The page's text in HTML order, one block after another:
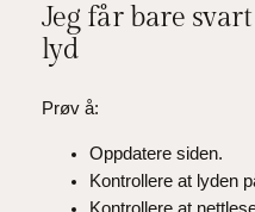
Jeg får bare
lyd
Prøv å:
Oppdatere siden.
Kontrollere at lyden
Kontrollere at